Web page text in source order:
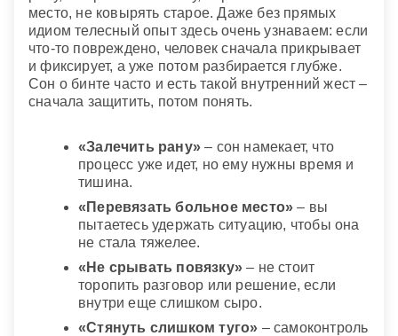
место, не ковырять старое. Даже без прямых
идиом телесный опыт здесь очень узнаваем: если
что-то повреждено, человек сначала прикрывает
и фиксирует, а уже потом разбирается глубже.
Сон о бинте часто и есть такой внутренний жест –
сначала защитить, потом понять.
«Залечить рану» – сон намекает, что
процесс уже идет, но ему нужны время и
тишина.
«Перевязать больное место» – вы
пытаетесь удержать ситуацию, чтобы она
не стала тяжелее.
«Не срывать повязку» – не стоит
торопить разговор или решение, если
внутри еще слишком сыро.
«Стянуть слишком туго» – самоконтроль